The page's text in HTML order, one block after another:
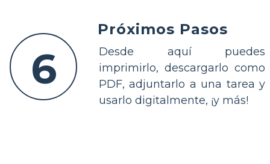
6
Próximos Pasos
Desde aquí puedes
imprimirlo, descargarlo como
PDF, adjuntarlo a una tarea y
usarlo digitalmente, ¡y más!